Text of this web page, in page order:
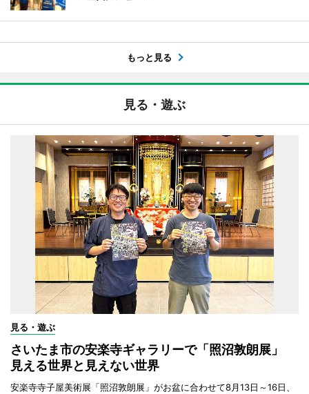
もっと見る
見る・遊ぶ
見る・遊ぶ
さいたま市の安楽寺ギャラリーで「照沼敦朗展」
見える世界と見えない世界
安楽寺寺子屋美術展「照沼敦朗展」がお盆に合わせて8月13日～16日、